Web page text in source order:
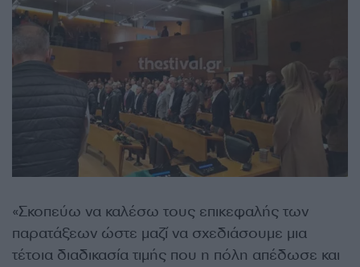
«Σκοπεύω να καλέσω τους επικεφαλής των
παρατάξεων ώστε μαζί να σχεδιάσουμε μια
τέτοια διαδικασία τιμής που η πόλη απέδωσε και